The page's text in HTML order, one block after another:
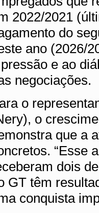
2022/2021
do
ano (2026/
e ao
negociações.
o
o
que a
“Esse
dois
GT têm
conquista